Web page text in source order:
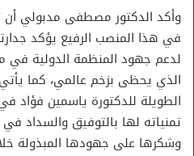
وأكد الدكتور مصطفى مدبولي أن
في هذا المنصب الرفيع يؤكد
لدعم جهود المنظمة الدولية في
الذي يحظى بزخم عالمي، كما يأتي
الطويلة للدكتورة ياسمين فؤاد
تمنياته لها بالتوفيق والسداد
وشكرها على جهودها المبذولة